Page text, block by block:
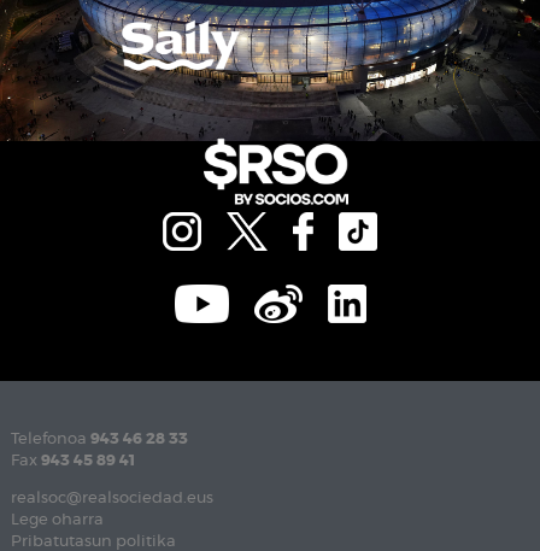
Telefonoa 943 46 28 33
Fax 943 45 89 41
realsoc@realsociedad.eus
Lege oharra
Pribatutasun politika